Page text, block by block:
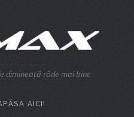
dimineaţă râde mai bine
AICI!